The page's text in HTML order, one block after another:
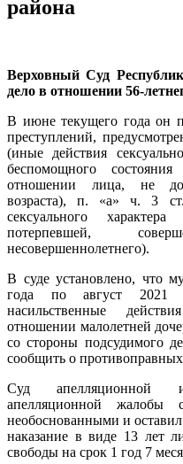
района
Верховный Суд
дело в отношении 56-
В июне текущего года он
преступлений,
(иные действия
беспомощного
отношении лица, не
возраста), п. «а» ч. 3
сексуального
потерпевшей,
несовершеннолетнего).
В суде установлено, что
года по август 2021
насильственные
отношении малолетней
со стороны подсудимого
сообщить о
Суд апелляционной
апелляционной жалобы
необоснованными и
наказание в виде 13 лет
свободы на срок 1 год 7